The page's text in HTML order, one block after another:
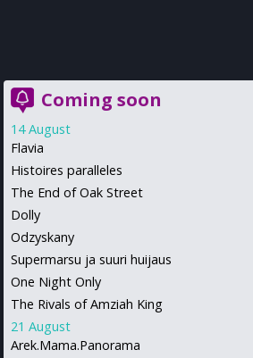
Coming soon
14 August
Flavia
Histoires paralleles
The End of Oak Street
Dolly
Odzyskany
Supermarsu ja suuri huijaus
One Night Only
The Rivals of Amziah King
21 August
Arek.Mama.Panorama